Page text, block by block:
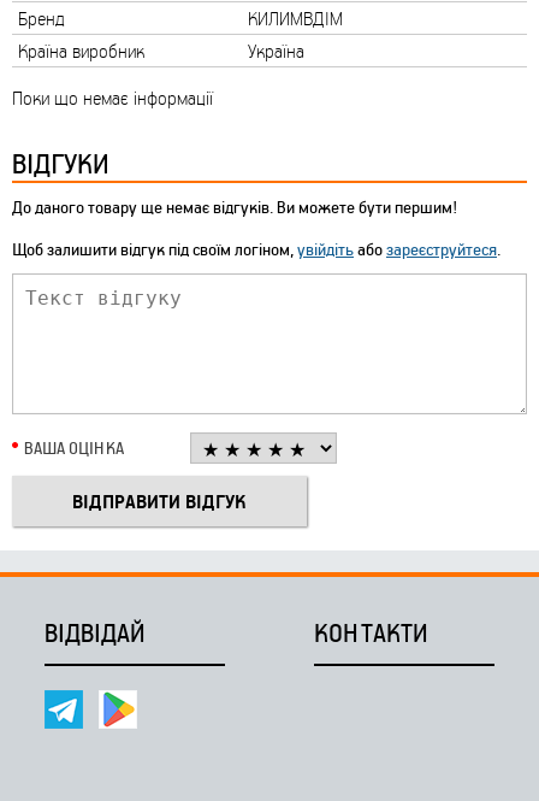
Бренд
КИЛИМВДІМ
Країна виробник
Україна
Поки що немає інформації
ВІДГУКИ
До даного товару ще немає відгуків. Ви можете бути першим!
Щоб залишити відгук під своїм логіном,увійдітьабозареєструйтеся.
ВАША ОЦІНКА
ВІДВІДАЙ КОНТАКТИ